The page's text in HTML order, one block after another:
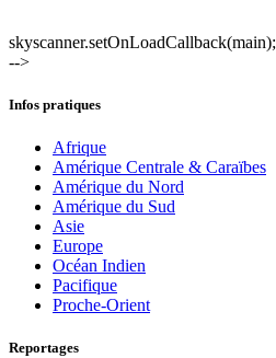
skyscanner.setOnLoadCallback(main);
-->
Infos pratiques
Afrique
Amérique Centrale & Caraïbes
Amérique du Nord
Amérique du Sud
Asie
Europe
Océan Indien
Pacifique
Proche-Orient
Reportages